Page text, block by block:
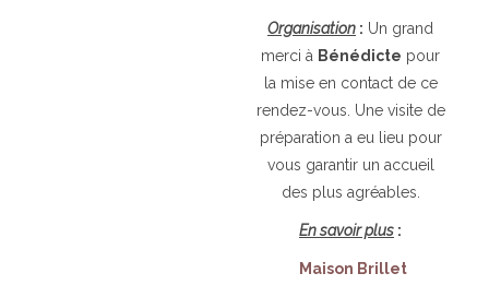
Organisation : Un grand
merci à Bénédicte pour
la mise en contact de ce
rendez-vous. Une visite de
préparation a eu lieu pour
vous garantir un accueil
des plus agréables.
En savoir plus :
Maison Brillet